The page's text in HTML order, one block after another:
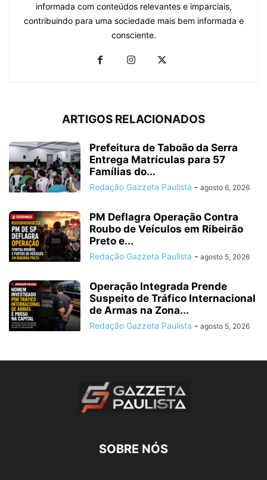
informada com conteúdos relevantes e imparciais,
contribuindo para uma sociedade mais bem informada e
consciente.
ARTIGOS RELACIONADOS
Prefeitura de Taboão da Serra
Entrega Matrículas para 57
Famílias do...
Redação Gazzeta Paulista - agosto 6, 2026
PM Deflagra Operação Contra
Roubo de Veículos em Ribeirão
Preto e...
Redação Gazzeta Paulista - agosto 5, 2026
Operação Integrada Prende
Suspeito de Tráfico Internacional
de Armas na Zona...
Redação Gazzeta Paulista - agosto 5, 2026
SOBRE NÓS